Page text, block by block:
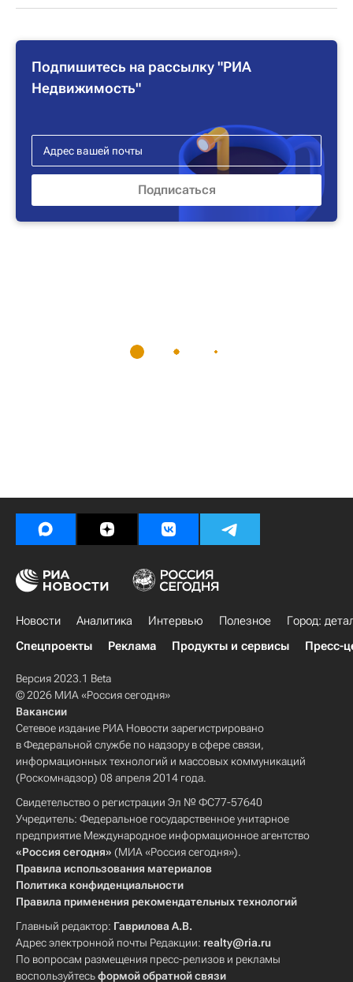
Подпишитесь на рассылку "РИА
Недвижимость"
Новости Аналитика Интервью Полезное
Город:
Спецпроекты
Реклама Продукты и сервисы Пресс-
Версия 2023.1 Beta
© 2026 МИА «Россия сегодня»
Вакансии
Сетевое издание РИА Новости зарегистрировано
в Федеральной службе по надзору в сфере связи,
информационных технологий и массовых коммуникаций
(Роскомнадзор) 08 апреля 2014 года.
Свидетельство о регистрации Эл № ФС77-57640
Учредитель: Федеральное государственное унитарное
предприятие Международное информационное агентство
«Россия сегодня» (МИА «Россия сегодня»).
Правила использования материалов
Политика конфиденциальности
Правила применения рекомендательных технологий
Главный редактор: Гаврилова А.В.
Адрес электронной почты Редакции: realty@ria.ru
По вопросам размещения пресс-релизов и рекламы
воспользуйтесьформой обратной связи